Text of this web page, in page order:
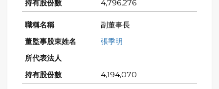
4,796,276
副董事長
張季明
4,194,070